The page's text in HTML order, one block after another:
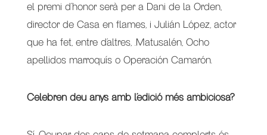
el premi d’honor serà per a Dani de la Orden,
director de Casa en flames, i Julián López, actor
que ha fet, entre d’altres, .Matusalén, Ocho
apellidos marroquís o Operación Camarón.
Celebren deu anys amb l’edició més ambiciosa?